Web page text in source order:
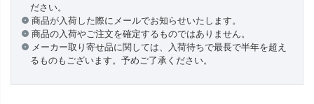
ださい。
商品が入荷した際にメールでお知らせいたします。
商品の入荷やご注文を確定するものではありません。
メーカー取り寄せ品に関しては、入荷待ちで最長で半年を超え
るものもございます。予めご了承ください。